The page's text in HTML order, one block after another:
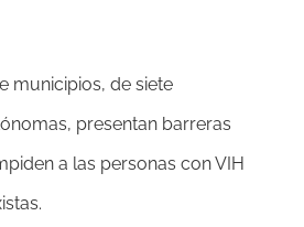
municipios, de siete
presentan barreras
a las personas con VIH